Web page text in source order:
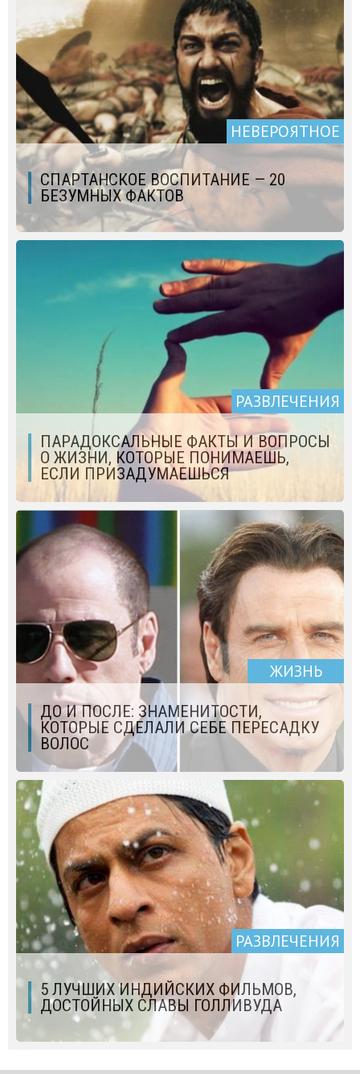
НЕВЕРОЯТНОЕ
СПАРТАНСКОЕ ВОСПИТАНИЕ — 20
БЕЗУМНЫХ ФАКТОВ
РАЗВЛЕЧЕНИЯ
ПАРАДОКСАЛЬНЫЕ ФАКТЫ И ВОПРОСЫ
О ЖИЗНИ, КОТОРЫЕ ПОНИМАЕШЬ,
ЕСЛИ ПРИЗАДУМАЕШЬСЯ
ЖИЗНЬ
ДО И ПОСЛЕ: ЗНАМЕНИТОСТИ,
КОТОРЫЕ СДЕЛАЛИ СЕБЕ ПЕРЕСАДКУ
ВОЛОС
РАЗВЛЕЧЕНИЯ
5 ЛУЧШИХ ИНДИЙСКИХ ФИЛЬМОВ,
ДОСТОЙНЫХ СЛАВЫ ГОЛЛИВУДА